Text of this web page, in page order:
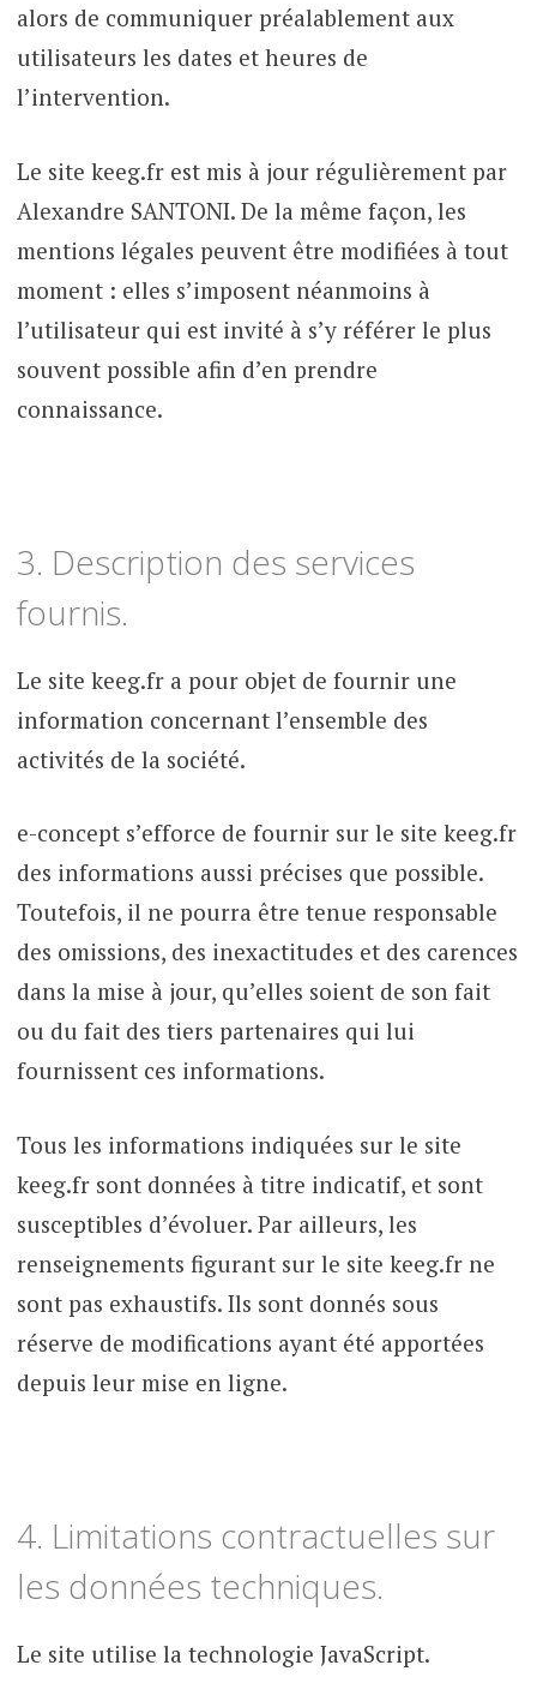
alors de communiquer préalablement aux
utilisateurs les dates et heures de
l’intervention.
Le site keeg.fr est mis à jour régulièrement par
Alexandre SANTONI. De la même façon, les
mentions légales peuvent être modifiées à tout
moment : elles s’imposent néanmoins à
l’utilisateur qui est invité à s’y référer le plus
souvent possible afin d’en prendre
connaissance.
3. Description des services
fournis.
Le site keeg.fr a pour objet de fournir une
information concernant l’ensemble des
activités de la société.
e-concept s’efforce de fournir sur le site keeg.fr
des informations aussi précises que possible.
Toutefois, il ne pourra être tenue responsable
des omissions, des inexactitudes et des carences
dans la mise à jour, qu’elles soient de son fait
ou du fait des tiers partenaires qui lui
fournissent ces informations.
Tous les informations indiquées sur le site
keeg.fr sont données à titre indicatif, et sont
susceptibles d’évoluer. Par ailleurs, les
renseignements figurant sur le site keeg.fr ne
sont pas exhaustifs. Ils sont donnés sous
réserve de modifications ayant été apportées
depuis leur mise en ligne.
4. Limitations contractuelles sur
les données techniques.
Le site utilise la technologie JavaScript.